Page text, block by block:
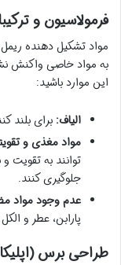
فرمولاسیون و
مواد تشکیل دهنده
به مواد خاصی واکنش
این موارد باشید:
الیاف: برای بلند
مواد مغذی و
توانند به
جلوگیری کنند.
عدم وجود مواد
پارابن، عطر و
طراحی برس